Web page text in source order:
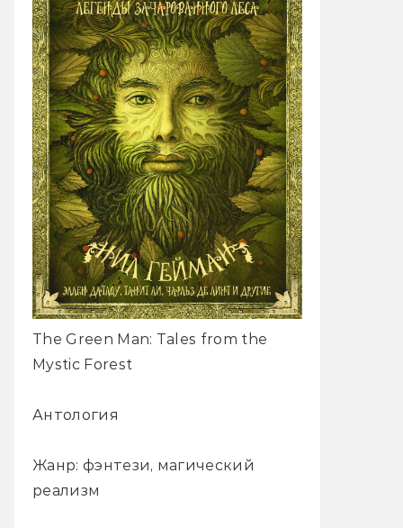
The Green Man: Tales from the
Mystic Forest
Антология
Жанр: фэнтези, магический
реализм